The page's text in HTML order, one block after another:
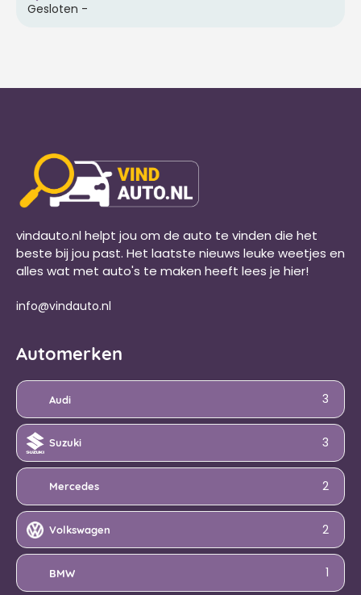
Gesloten -
vindauto.nl helpt jou om de auto te vinden die het
beste bij jou past. Het laatste nieuws leuke weetjes en
alles wat met auto's te maken heeft lees je hier!
info@vindauto.nl
Automerken
Audi 3
Suzuki 3
Mercedes 2
Volkswagen 2
BMW 1